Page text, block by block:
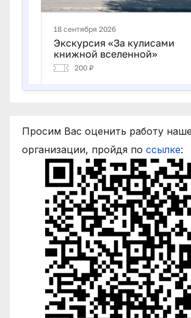
Просим Вас оценить работу
организации, пройдя по ссылке: